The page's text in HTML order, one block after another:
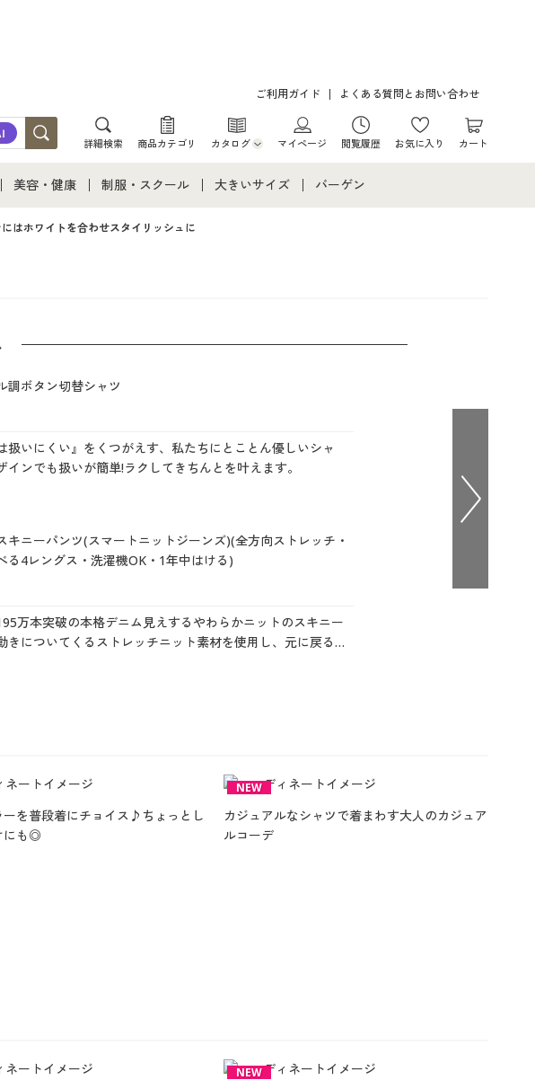
ご利用ガイド よくある質問とお問い合わせ
詳細検索 商品カテゴリ カタログ
カタログ・チラシからのご注文
マイページ 閲覧履歴 お気に入り カート
すべて
美容・健康
美容・健康通販すべて
制服・スクール
制服・スクールすべて
大きいサイズ バーゲン
はホワイトを合わせスタイリッシュに
調ボタン切替シャツ
扱いにくい』をくつがえす、私たちにとことん優しいシャ
インでも扱いが簡単!ラクしてきちんとを叶えます。
キニーパンツ(スマートニットジーンズ)(全方向ストレッチ・
る4レングス・洗濯機OK・1年中はける)
万本突破の本格デニム見えするやわらかニットのスキニー
きについてくるストレッチニット素材を使用し、元に戻る力
ーを普段着にチョイス♪ちょっとし
にも◎
NEW
カジュアルなシャツで着まわす大人のカジュア
ルコーデ
NEW